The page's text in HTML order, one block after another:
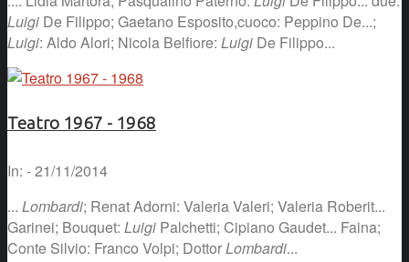
Luigi De Filippo; Gaetano Esposito,cuoco: Peppino De...;
Luigi: Aldo Alori; Nicola Belfiore: Luigi De Filippo...
Teatro 1967 - 1968
In: - 21/11/2014
... Lombardi; Renat Adorni: Valeria Valeri; Valeria Roberit...
Garinei; Bouquet: Luigi Palchetti; Cipiano Gaudet... Faina;
Conte Silvio: Franco Volpi; DottorLombardi...